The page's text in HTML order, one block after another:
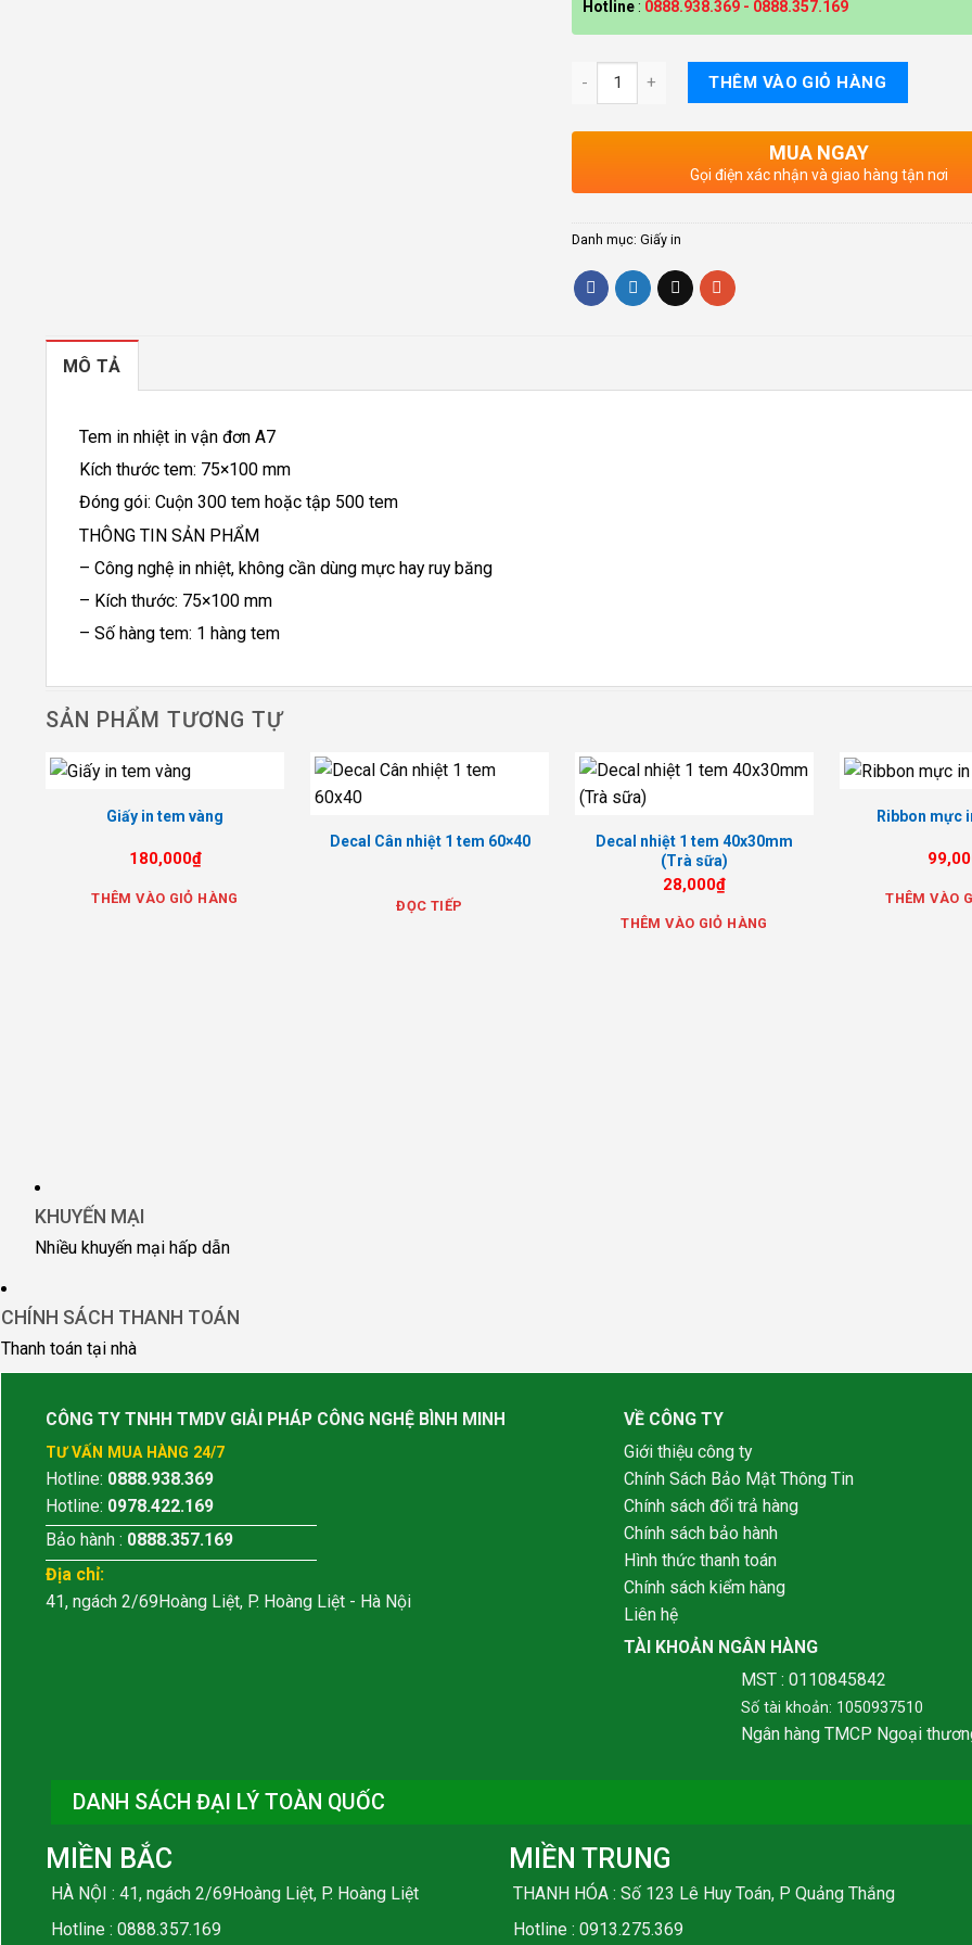
Hotline: 0888.938.369 - 0888.357.169
THÊM VÀO GIỎ HÀNG
MUA NGAY
Gọi điện xác nhận và giao hàng tận nơi
Danh mục: Giấy in
MÔ TẢ
Tem in nhiệt in vận đơn A7
Kích thước tem: 75×100 mm
Đóng gói: Cuộn 300 tem hoặc tập 500 tem
THÔNG TIN SẢN PHẨM
– Công nghệ in nhiệt, không cần dùng mực hay ruy băng
– Kích thước: 75×100 mm
– Số hàng tem: 1 hàng tem
SẢN PHẨM TƯƠNG TỰ
Giấy in tem vàng
180,000₫
THÊM VÀO GIỎ HÀNG
Decal Cân nhiệt 1 tem 60×40
ĐỌC TIẾP
Decal nhiệt 1 tem 40x30mm
(Trà sữa)
28,000₫
THÊM VÀO GIỎ HÀNG
Ribbon mực
THÊM VÀO
KHUYẾN MẠI
Nhiều khuyến mại hấp dẫn
CHÍNH SÁCH THANH TOÁN
Thanh toán tại nhà
CÔNG TY TNHH TMDV GIẢI PHÁP CÔNG NGHỆ BÌNH MINH
TƯ VẤN MUA HÀNG 24/7
Hotline: 0888.938.369
Hotline: 0978.422.169
Bảo hành : 0888.357.169
Địa chỉ:
41, ngách 2/69Hoàng Liệt, P. Hoàng Liệt - Hà Nội
VỀ CÔNG TY
Giới thiệu công ty
Chính Sách Bảo Mật Thông Tin
Chính sách đổi trả hàng
Chính sách bảo hành
Hình thức thanh toán
Chính sách kiểm hàng
Liên hệ
TÀI KHOẢN NGÂN HÀNG
MST : 0110845842
Số tài khoản: 1050937510
Ngân hàng TMCP Ngoại
DANH SÁCH ĐẠI LÝ TOÀN QUỐC
MIỀN BẮC
HÀ NỘI : 41, ngách 2/69Hoàng Liệt, P. Hoàng Liệt
Hotline : 0888.357.169
MIỀN TRUNG
THANH HÓA : Số 123 Lê Huy Toán, P Quảng Thắng
Hotline :0913.275.369